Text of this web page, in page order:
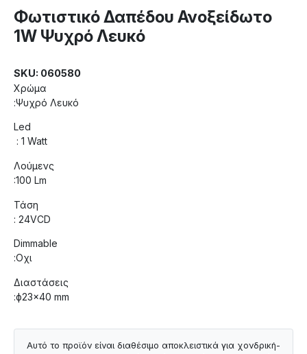
Φωτιστικό Δαπέδου Ανοξείδωτο
1W Ψυχρό Λευκό
SKU: 060580
Χρώμα
:Ψυχρό Λευκό
Led
: 1 Watt
Λούμενς
:100 Lm
Τάση
: 24VCD
Dimmable
:Οχι
Διαστάσεις
:ф23×40 mm
Αυτό το προϊόν είναι διαθέσιμο αποκλειστικά για χονδρική-